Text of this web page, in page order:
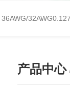
36AWG/
产品中心